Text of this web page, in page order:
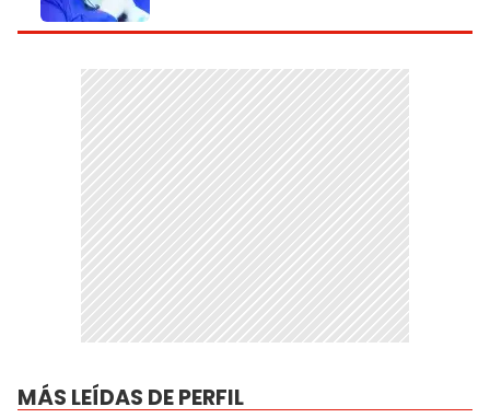
MÁS LEÍDAS DE PERFIL